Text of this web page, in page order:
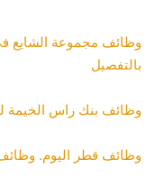
وظائف مجموعة الشايع
بالتفصيل
وظائف بنك راس الخيمة
وظائف قطر اليوم.